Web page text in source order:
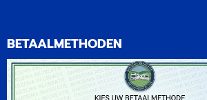
BETAALMETHODEN